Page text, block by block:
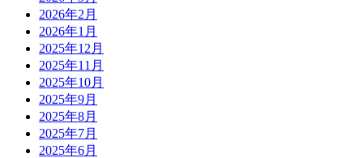
2026年2月
2026年1月
2025年12月
2025年11月
2025年10月
2025年9月
2025年8月
2025年7月
2025年6月